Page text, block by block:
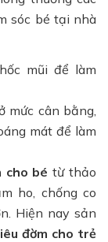
sóc bé tại nhà
mũi để làm
cân bằng,
mát để làm
cho bé từ thảo
ho, chống co
Hiện nay sản
đờm cho trẻ